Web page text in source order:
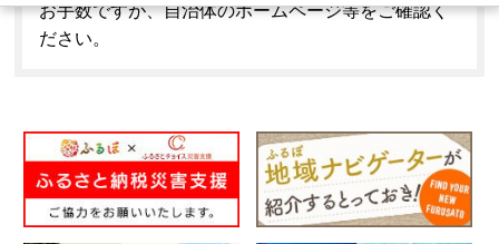
お手数ですが、自治体のホームページ等をご確認く
ださい。